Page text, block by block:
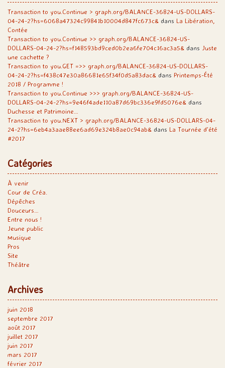
Transaction to you.Continue > graph.org/BALANCE-36824-US-DOLLARS-
04-24-2?hs=6068a47324c99841b10004d847fc673c& dans La Libération,
Contée
Transaction to you.Continue >> graph.org/BALANCE-36824-US-
DOLLARS-04-24-2?hs=f148593bd9ced0b2ea6fe704c16ac3a5& dans Juste
une cachette ?
Transaction to you.GET =>> graph.org/BALANCE-36824-US-DOLLARS-
04-24-2?hs=f438c47e30a86681e65f34f0d5a83dac& dans Printemps-Été
2018 / Programme !
Transaction to you.Continue >>> graph.org/BALANCE-36824-US-
DOLLARS-04-24-2?hs=9e46f4ade110a87d69bc336e9fd5076e& dans
Duchesse et Patrimoine…
Transaction to you.NEXT > graph.org/BALANCE-36824-US-DOLLARS-04-
24-2?hs=6eb4a3aae88ee6ad69e324b8ae0c94ab& dans La Tournée d’été
#2017
Catégories
À venir
Cour de Créa.
Dépêches
Douceurs…
Entre nous !
Jeune public
Musique
Pros
Site
Théâtre
Archives
juin 2018
septembre 2017
août 2017
juillet 2017
juin 2017
mars 2017
février 2017